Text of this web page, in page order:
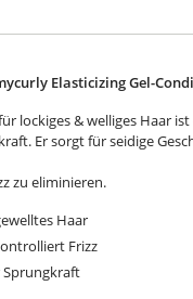
Elasticizing Gel-
lockiges & welliges Haar
Er sorgt für seidige
zu eliminieren.
Haar
Frizz